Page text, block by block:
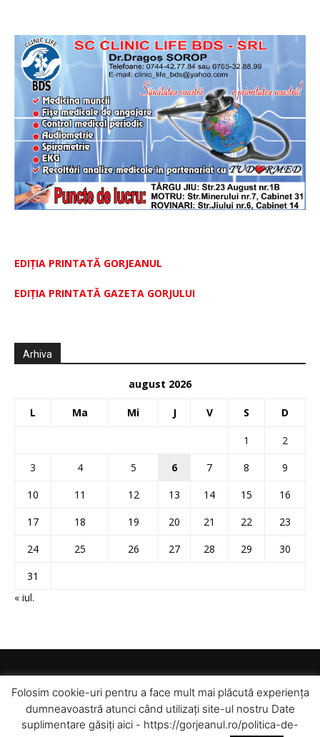
EDIȚIA PRINTATĂ GORJEANUL
EDIŢIA PRINTATĂ GAZETA GORJULUI
Arhiva
august 2026
L Ma Mi J V S D
1
2
3
4 5 6 7 8
9
10
11 12 13 14 15
16
17
18 19 20 21 22
23
24
25 26 27 28 29
30
31
« iul.
Folosim cookie-uri pentru a face mult mai plăcută experiența
dumneavoastră atunci când utilizați site-ul nostru Date
suplimentare găsiți aici - https://gorjeanul.ro/politica-de-